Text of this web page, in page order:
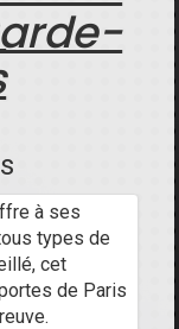
à ses
types de
cet
de Paris